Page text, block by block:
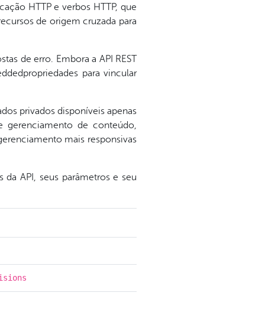
HTTP e verbos HTTP, que
de origem cruzada para
de erro. Embora a API REST
para vincular
privados disponíveis apenas
gerenciamento de conteúdo,
mais responsivas
API, seus parâmetros e seu